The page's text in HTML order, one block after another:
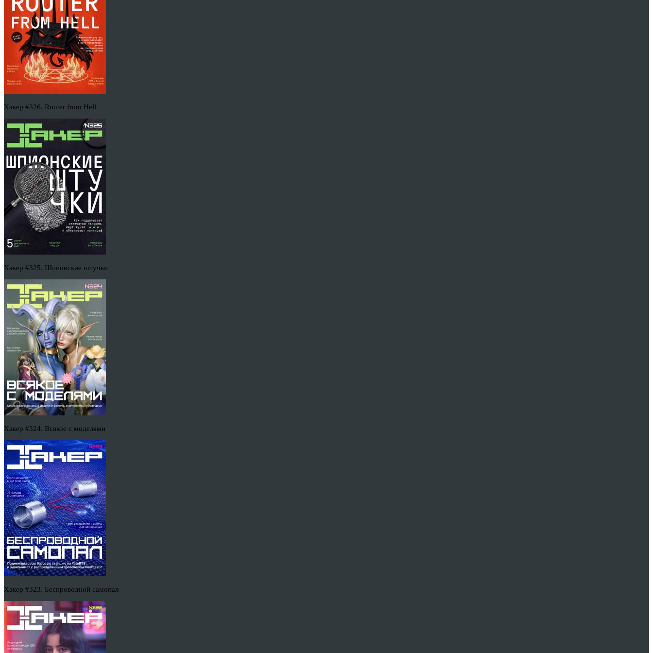
Хакер #326. Router from Hell
Хакер #325. Шпионские штучки
Хакер #324. Всякое с моделями
Хакер #323. Беспроводной самопал